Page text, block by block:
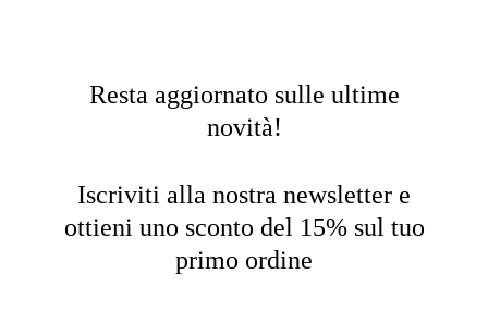
Resta aggiornato sulle ultime
novità!
Iscriviti alla nostra newsletter e
ottieni uno sconto del 15% sul tuo
primo ordine